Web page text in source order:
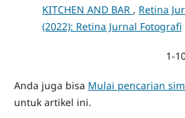
KITCHEN AND BAR , Retina
(2022): Retina Jurnal Fotografi
1-
Anda juga bisa Mulai pencarian
untuk artikel ini.